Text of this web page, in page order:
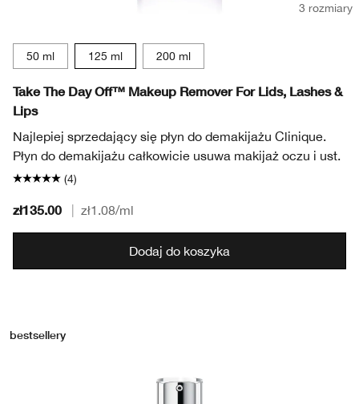
3 rozmiary
50 ml 125 ml 200 ml
Take The Day Off™ Makeup Remover For Lids, Lashes &
Lips
Najlepiej sprzedający się płyn do demakijażu Clinique.
Płyn do demakijażu całkowicie usuwa makijaż oczu i ust.
(4)
zł135.00 zł1.08/ml
Dodaj do koszyka
bestsellery